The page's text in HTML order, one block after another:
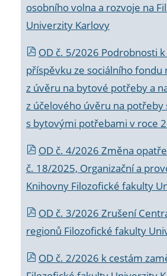
osobního volna a rozvoje na
Univerzity Karlovy
OD č. 5/2026 Podrobnosti
příspěvku ze sociálního fondu
z úvěru na bytové potřeby a
z účelového úvěru na potřeby
s bytovými potřebami v roce
OD č. 4/2026 Změna
č. 18/2025, Organizační a
Knihovny Filozofické fakulty
OD č. 3/2026 Zrušení
regionů Filozofické fakulty
OD č. 2/2026 k cestám